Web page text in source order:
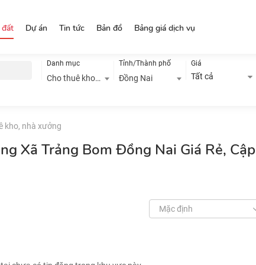
đất Dự án Tin tức Bản đồ Bảng giá dịch vụ
Danh mục
Cho thuê kho, nhà xưởng
Tỉnh/Thành phố
Đồng Nai
Giá
Tất cả
kho, nhà xưởng
Xã Trảng Bom Đồng Nai Giá Rẻ, Cập
Mặc định